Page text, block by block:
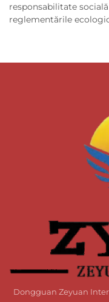
responsabilitate
reglementările
Dongguan Zeyuan